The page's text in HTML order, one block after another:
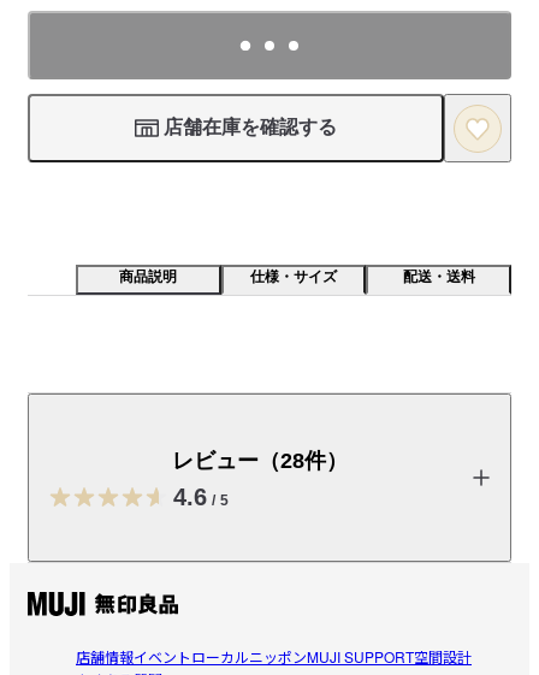
店舗在庫を確認する
商品説明 仕様・サイズ 配送・送料
対象商品 3点購入で350円
※他割引とは併用できません。
※お客様のご都合による出荷後の返品・キャンセル・交換は承れ
レビュー（28件）
4.6 / 5
cherry
店舗情報イベントローカルニッポンMUJI SUPPORT空間設計